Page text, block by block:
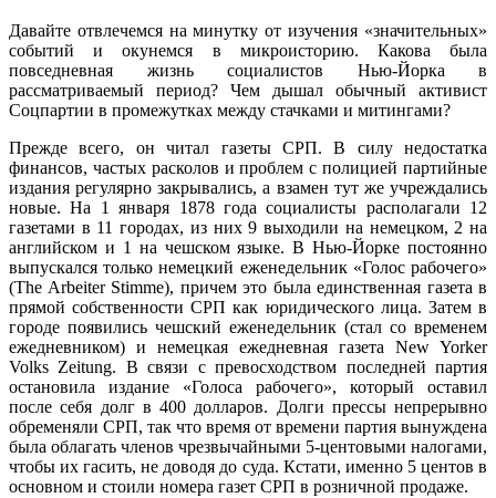
Давайте отвлечемся на минутку от изучения «значительных»
событий и окунемся в микроисторию. Какова была
повседневная жизнь социалистов Нью-Йорка в
рассматриваемый период? Чем дышал обычный активист
Соцпартии в промежутках между стачками и митингами?
Прежде всего, он читал газеты СРП. В силу недостатка
финансов, частых расколов и проблем с полицией партийные
издания регулярно закрывались, а взамен тут же учреждались
новые. На 1 января 1878 года социалисты располагали 12
газетами в 11 городах, из них 9 выходили на немецком, 2 на
английском и 1 на чешском языке. В Нью-Йорке постоянно
выпускался только немецкий еженедельник «Голос рабочего»
(The Arbeiter Stimme), причем это была единственная газета в
прямой собственности СРП как юридического лица. Затем в
городе появились чешский еженедельник (стал со временем
ежедневником) и немецкая ежедневная газета New Yorker
Volks Zeitung. В связи с превосходством последней партия
остановила издание «Голоса рабочего», который оставил
после себя долг в 400 долларов. Долги прессы непрерывно
обременяли СРП, так что время от времени партия вынуждена
была облагать членов чрезвычайными 5-центовыми налогами,
чтобы их гасить, не доводя до суда. Кстати, именно 5 центов в
основном и стоили номера газет СРП в розничной продаже.